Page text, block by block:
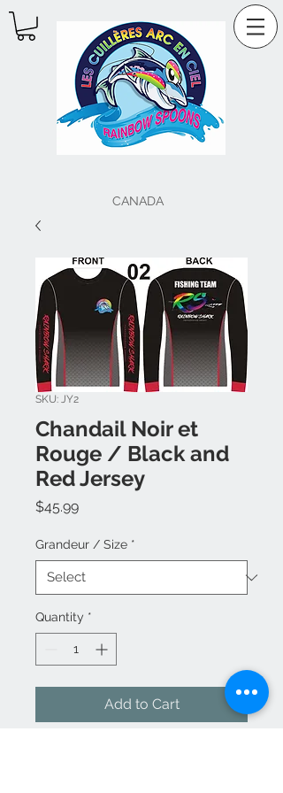
CANADA
SKU: JY2
Chandail Noir et
Rouge / Black and
Red Jersey
$45.99Price
Grandeur / Size *
Quantity *
Add to Cart